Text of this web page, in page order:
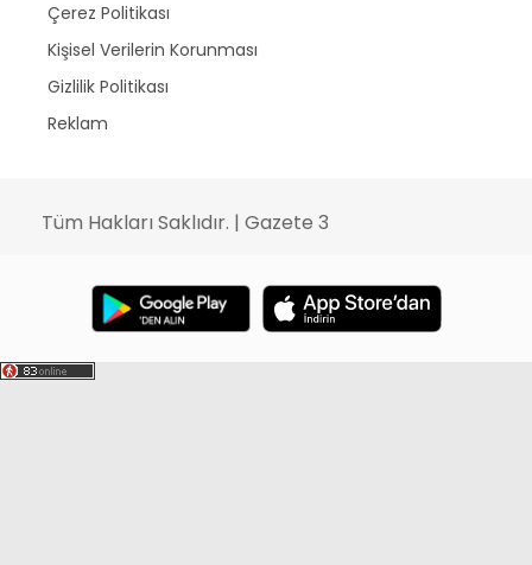
Çerez Politikası
Kişisel Verilerin Korunması
Gizlilik Politikası
Reklam
Tüm Hakları Saklıdır. | Gazete 3